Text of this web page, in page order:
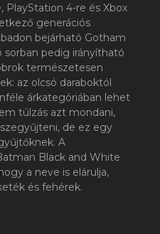
PlayStation 4-re és Xbox
generációs
bejárható Gotham
pedig irányítható
természetesen
az olcsó daraboktól
árkategóriában lehet
túlzás azt mondani,
de ez egy
A
Black and White
a neve is elárulja,
és fehérek.